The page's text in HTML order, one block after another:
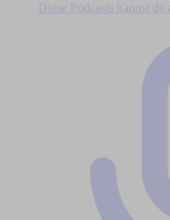
Diese Podcasts kannst du